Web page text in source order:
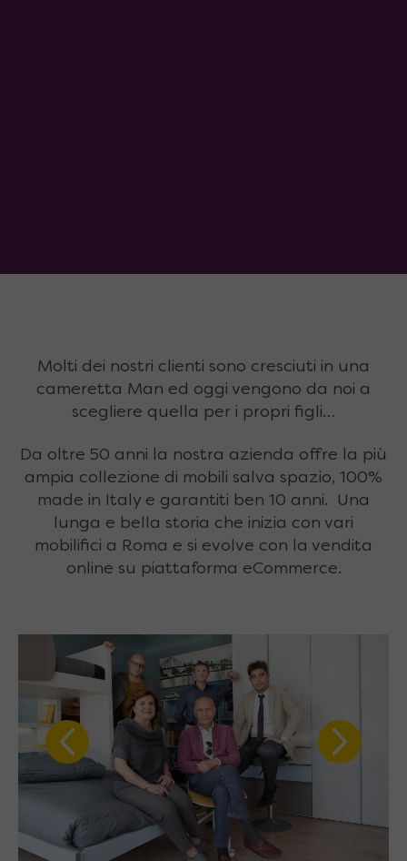
Molti dei nostri clienti sono cresciuti in una
cameretta Man ed oggi vengono da noi a
scegliere quella per i propri figli…
Da oltre 50 anni la nostra azienda offre la più
ampia collezione di mobili salva spazio, 100%
made in Italy e garantiti ben 10 anni. Una
lunga e bella storia che inizia con vari
mobilifici a Roma e si evolve con la vendita
online su piattaforma eCommerce.